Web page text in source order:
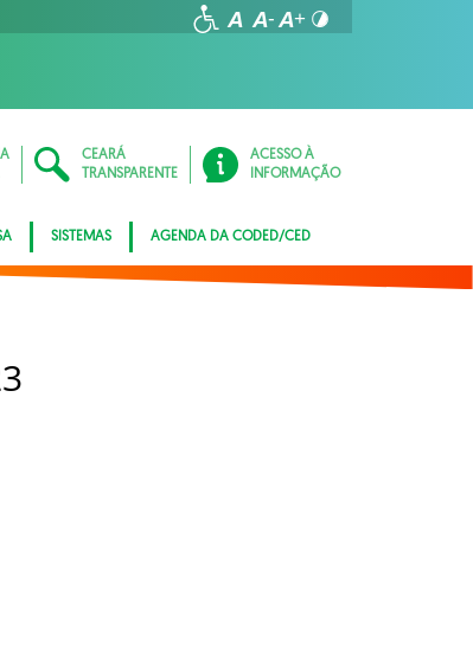
CEARÁ
TRANSPARENTE
ACESSO À
INFORMAÇÃO
SISTEMAS AGENDA DA CODED/CED